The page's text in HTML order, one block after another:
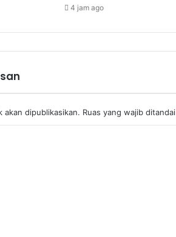
4 jam ago
akan dipublikasikan. Ruas yang wajib ditandai